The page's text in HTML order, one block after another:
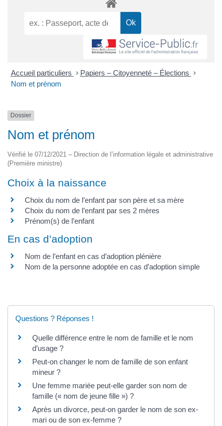
Accueil particuliers > Papiers – Citoyenneté – Élections >
Nom et prénom
Dossier
Nom et prénom
Vérifié le 07/12/2021 – Direction de l’information légale et administrative
(Première ministre)
Choix à la naissance
Choix du nom de l’enfant par son père et sa mère
Choix du nom de l’enfant par ses 2 mères
Prénom(s) de l’enfant
En cas d’adoption
Nom de l’enfant en cas d’adoption plénière
Nom de la personne adoptée en cas d’adoption simple
Questions ? Réponses !
Quelle différence entre le nom de famille et le nom
d’usage ?
Peut-on changer le nom de famille de son enfant
mineur ?
Une femme mariée peut-elle garder son nom de
famille (« nom de jeune fille ») ?
Après un divorce, peut-on garder le nom de son ex-
mari ou de son ex-femme ?